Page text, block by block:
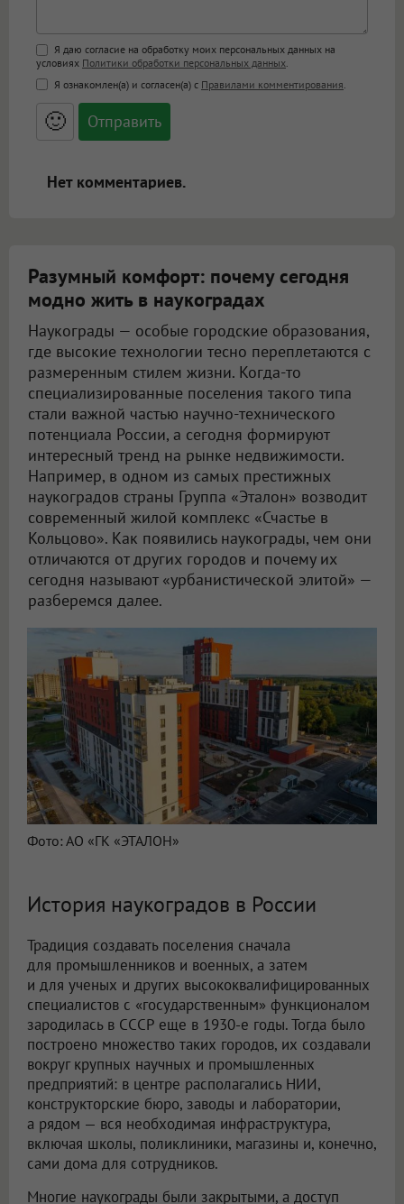
Поддержка HTML
<b>, <strong>, <u>, <i>, <em>, <s>, <big>,
<small>, <sup>, <sub>, <pre>, <ul>, <ol>, <li>,
<blockquote>, <code> экранирует HTML,
адреса URL автоматически становятся
ссылками, и [img]адрес[/img] будет
Я даю согласие на обработку моих персональных данных на
условиях Политики обработки персональных данных
Я ознакомлен(а) и согласен(а) с Правилами комментирования
🙂
Нет комментариев.
Разумный комфорт: почему сегодня
модно жить в наукоградах
Наукограды — особые городские образования,
где высокие технологии тесно переплетаются с
размеренным стилем жизни. Когда-то
специализированные поселения такого типа
стали важной частью научно-технического
потенциала России, а сегодня формируют
интересный тренд на рынке недвижимости.
Например, в одном из самых престижных
наукоградов страны Группа «Эталон» возводит
современный жилой комплекс «Счастье в
Кольцово». Как появились наукограды, чем они
отличаются от других городов и почему их
сегодня называют «урбанистической элитой» —
разберемся далее.
Фото: АО «ГК «ЭТАЛОН»
История наукоградов в России
Традиция создавать поселения сначала
для промышленников и военных, а затем
и для ученых и других высококвалифицированных
специалистов с «государственным» функционалом
зародилась в СССР еще в 1930-е годы. Тогда было
построено множество таких городов, их создавали
вокруг крупных научных и промышленных
предприятий: в центре располагались НИИ,
конструкторские бюро, заводы и лаборатории,
а рядом — вся необходимая инфраструктура,
включая школы, поликлиники, магазины и, конечно,
сами дома для сотрудников.
Многие наукограды были закрытыми, а доступ